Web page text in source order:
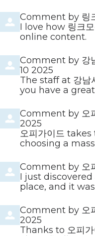
Comment by 링
I love how 링크
online content.
Comment by 강
10 2025
The staff at 강남
you have a
Comment by 오
2025
오피가이드
choosing a
Comment by 오
I just
place, and it
Comment by 오
2025
Thanks to 오피